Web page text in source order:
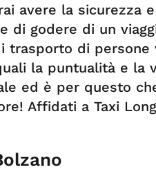
avere la sicurezza
di godere di un
trasporto di persone
la puntualità e la
ed è per questo
Affidati a Taxi